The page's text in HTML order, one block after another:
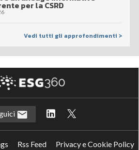
per la CSRD
Vedi tutti gli approfondimenti >
Rss Feed
Privacy e Cookie Policy